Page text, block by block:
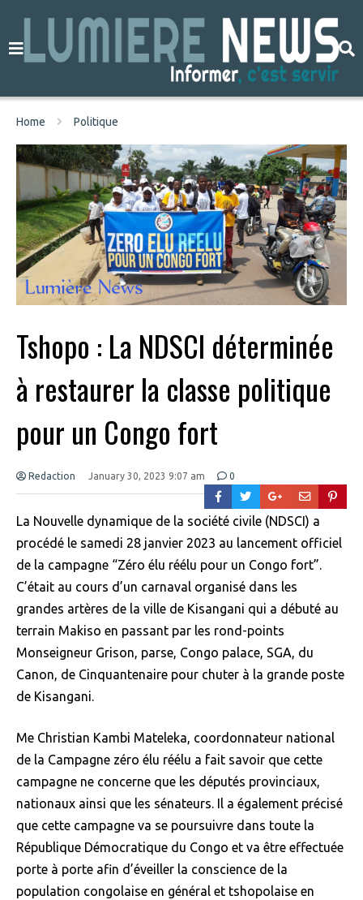
Home Politique
Tshopo : La NDSCI déterminée
à restaurer la classe politique
pour un Congo fort
Redaction January 30, 2023 9:07 am 0
La Nouvelle dynamique de la société civile (NDSCI) a
procédé le samedi 28 janvier 2023 au lancement officiel
de la campagne “Zéro élu réélu pour un Congo fort”.
C’était au cours d’un carnaval organisé dans les
grandes artères de la ville de Kisangani qui a débuté au
terrain Makiso en passant par les rond-points
Monseigneur Grison, parse, Congo palace, SGA, du
Canon, de Cinquantenaire pour chuter à la grande poste
de Kisangani.
Me Christian Kambi Mateleka, coordonnateur national
de la Campagne zéro élu réélu a fait savoir que cette
campagne ne concerne que les députés provinciaux,
nationaux ainsi que les sénateurs. Il a également précisé
que cette campagne va se poursuivre dans toute la
République Démocratique du Congo et va être effectuée
porte à porte afin d’éveiller la conscience de la
population congolaise en général et tshopolaise en